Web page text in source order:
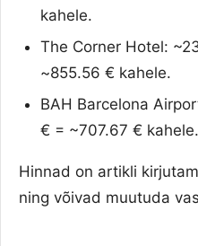
kahele.
The Corner Hotel:
~855.56 € kahele.
BAH Barcelona
€ = ~707.67 € kahele.
Hinnad on artikli
ning võivad muutuda